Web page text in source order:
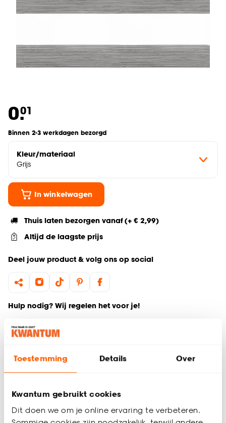
Toestemming Details Over
Kwantum gebruikt cookies
Dit doen we om je online ervaring te verbeteren.
0.01
Binnen 2-3 werkdagen bezorgd
Kleur/materiaal
Grijs
In winkelwagen
Thuis laten bezorgen vanaf (+ € 2,99)
Altijd de laagste prijs
Deel jouw product & volg ons op social
Hulp nodig? Wij regelen het voor je!
Productomschrijving
Wil je zeker weten dat deze raamdecoratie bij de rest van
kleurstalen en bekijk of vergelijk eenvoudig welke
raamdecoratie jouw favoriet is. Zo ben je 100% zeker van de
juiste keuze. De kleurstalen worden binnen 2 à 3 werkdagen